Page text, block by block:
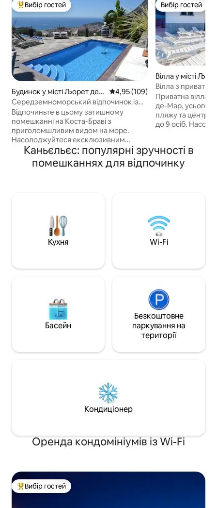
Топ вибір гостей
Вибір гостей
Будинок у місті Љорет де
Мар
Середня оцінка: 4,95 з 5,
4,95 (109)
Середземноморський відпочинок із
краєвидом на захід сонця
Відпочиньте в цьому затишному
помешканні на Коста-Браві з
приголомшливим видом на море.
Насолоджуйтеся ексклюзивним
користуванням помешканням на
першому поверсі з приватним
басейном із солоною водою, пишним
від центру Льорета та пляжів –
ідеальне поєднання природи та
зручностей. Ідеально підходить для
сімей або гостей, які шукають тихе та
ідеальний відпочинок на Коста-Браві.
Вибір гостей
Вибір гостей
Вілла у місті
Вілла з
де-Мар
Приватна вілла
де-Мар, усього за
пляжу та центру
до 9 осіб.
барбекю для
зонами
баскетбол).
знаходиться в 2
1 хвилину можна
супермаркету та
Каньєльєс: популярні зручності в
помешканнях для відпочинку
Кухня Wi-Fi
Басейн
Безкоштовне
паркування на
території
Кондиціонер
Оренда кондомініумів із Wi-Fi
Топ вибір гостей
Вибір гостей